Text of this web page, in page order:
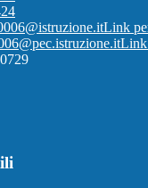
Link
Link